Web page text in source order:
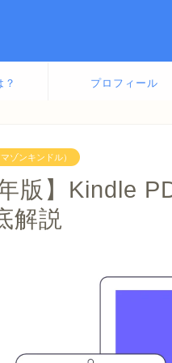
プロフィール
ゾンキンドル）
年版】Kindle
解説